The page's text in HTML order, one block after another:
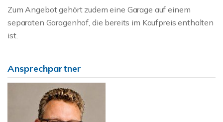
Zum Angebot gehört zudem eine Garage auf einem
separaten Garagenhof, die bereits im Kaufpreis enthalten
ist.
Ansprechpartner